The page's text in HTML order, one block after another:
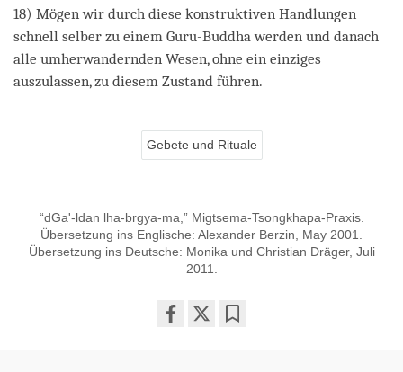
18) Mögen wir durch diese konstruktiven Handlungen
schnell selber zu einem Guru-Buddha werden und danach
alle umherwandernden Wesen, ohne ein einziges
auszulassen, zu diesem Zustand führen.
Gebete und Rituale
“dGa'-ldan lha-brgya-ma,” Migtsema-Tsongkhapa-Praxis.
Übersetzung ins Englische: Alexander Berzin, May 2001.
Übersetzung ins Deutsche: Monika und Christian Dräger, Juli
2011.